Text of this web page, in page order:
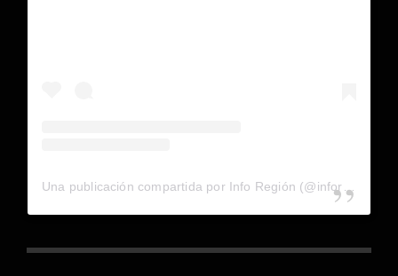
Una publicación compartida por Info Región (@inforegion_redes)